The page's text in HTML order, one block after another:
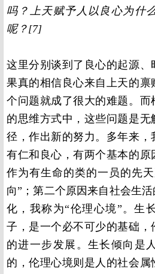
吗？上天赋予人以良心为什
呢？[7]
这里分别谈到了良心的起源、
果真的相信良心来自上天的禀
个问题就成了很大的难题。
的思维方式中，这些问题是
径，作出新的努力。多年来，
有仁和良心，有两个基本的原
作为有生命的类的一员的先
向”；第二个原因来自社会生
化，我称为“伦理心境”。生
子，是一个必不可少的基础，
的进一步发展。生长倾向是
的，伦理心境则是人的社会